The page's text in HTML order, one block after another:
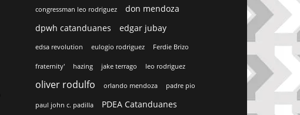
congressman leo rodriguez
don mendoza
dpwh catanduanes
edgar jubay
edsa revolution eulogio rodriguez Ferdie Brizo
fraternity' hazing jake terrago leo rodriguez
oliver rodulfo orlando mendoza padre pio
paul john c. padilla
PDEA Catanduanes